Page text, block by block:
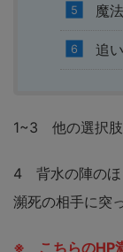
魔
追
1~3 他の選択肢
4 背水の陣のほ
瀕死の相手に突
※ こちらのHP満